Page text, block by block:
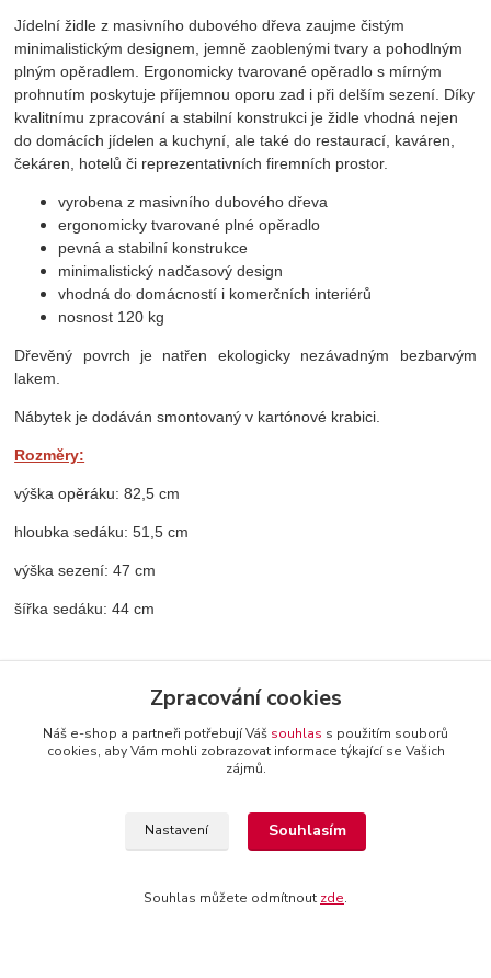
Jídelní židle z masivního dubového dřeva zaujme čistým
minimalistickým designem, jemně zaoblenými tvary a pohodlným
plným opěradlem. Ergonomicky tvarované opěradlo s mírným
prohnutím poskytuje příjemnou oporu zad i při delším sezení. Díky
kvalitnímu zpracování a stabilní konstrukci je židle vhodná nejen
do domácích jídelen a kuchyní, ale také do restaurací, kaváren,
čekáren, hotelů či reprezentativních firemních prostor.
vyrobena z masivního dubového dřeva
ergonomicky tvarované plné opěradlo
pevná a stabilní konstrukce
minimalistický nadčasový design
vhodná do domácností i komerčních interiérů
nosnost 120 kg
Dřevěný povrch je natřen ekologicky nezávadným bezbarvým
lakem.
Nábytek je dodáván smontovaný v kartónové krabici.
Rozměry:
výška opěráku: 82,5 cm
hloubka sedáku: 51,5 cm
výška sezení: 47 cm
šířka sedáku: 44 cm
Zboží zařazeno v kategoriích
Zpracování cookies
Náš e-shop a partneři potřebují Váš souhlas s použitím souborů
cookies, aby Vám mohli zobrazovat informace týkající se Vašich
zájmů.
Nastavení Souhlasím
Souhlas můžete odmítnout zde.